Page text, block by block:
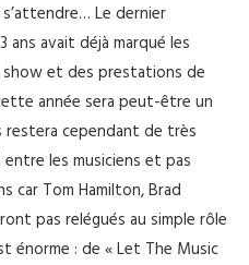
Le dernier
ans avait déjà marqué les
et des prestations de
année sera peut-être un
restera cependant de très
les musiciens et pas
car Tom Hamilton, Brad
pas relégués au simple rôle
énorme : de « Let The Music